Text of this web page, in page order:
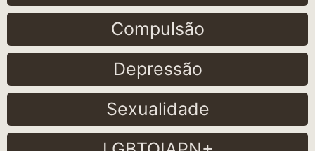
Compulsão
Depressão
Sexualidade